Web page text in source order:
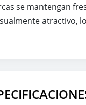
se mantengan
atractivo,